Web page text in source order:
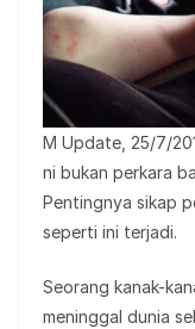
M Update, 25/7/
ni bukan perkara
Pentingnya sikap
seperti ini terjadi.
Seorang kanak-
meninggal dunia